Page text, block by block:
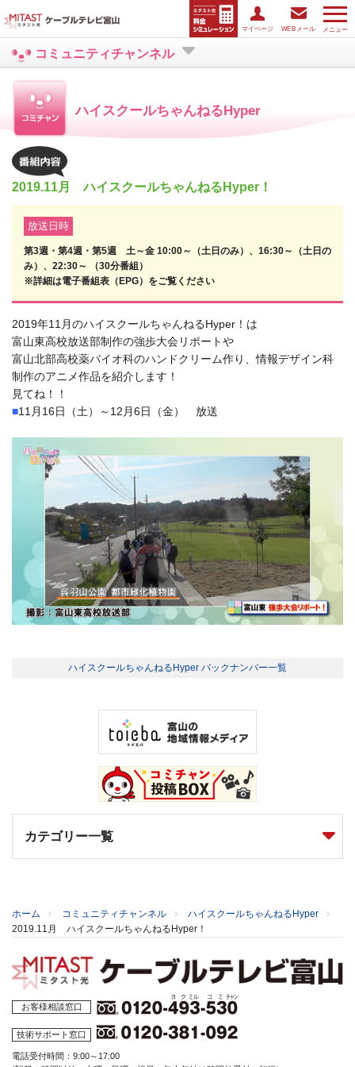
メニュー
マイページ WEBメール
コミュニティチャンネル
ハイスクールちゃんねるHyper
2019.11月 ハイスクールちゃんねるHyper！
放送日時
第3週・第4週・第5週 土～金 10:00～（土日のみ）、16:30～（土日の
み）、22:30～ （30分番組）
※詳細は電子番組表（EPG）をご覧ください
2019年11月のハイスクールちゃんねるHyper！は
富山東高校放送部制作の強歩大会リポートや
富山北部高校薬バイオ科のハンドクリーム作り、情報デザイン科
制作のアニメ作品を紹介します！
見てね！！
■11月16日（土）～12月6日（金） 放送
ハイスクールちゃんねるHyper バックナンバー一覧
カテゴリー一覧
ホーム コミュニティチャンネル
ハイスクールちゃんねるHyper
2019.11月 ハイスクールちゃんねるHyper！
お客様相談窓口
技術サポート窓口
電話受付時間：9:00～17:00